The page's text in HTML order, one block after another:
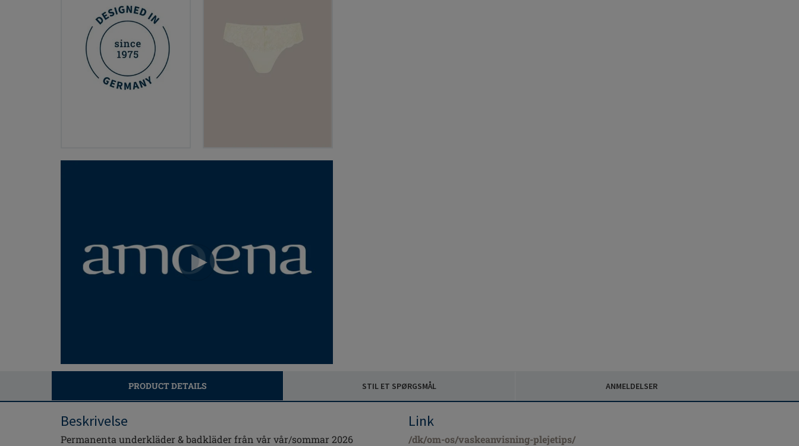
PRODUCT DETAILS STIL ET SPØRGSMÅL ANMELDELSER
Beskrivelse
Permanenta underkläder & badkläder från vår vår/sommar 2026
Link
/dk/om-os/vaskeanvisning-plejetips/